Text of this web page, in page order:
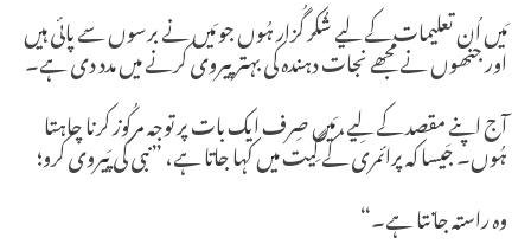
مَیں اُن تعلیمات کے لیے شُکر گُزار ہُوں جو مَیں نے برسوں سے پائی ہیں
اور جنھوں نے مُجھے نجات دہندہ کی بہتر پیروی کرنے میں مدد دی ہے۔
آج اپنے مقصد کے لِیے، مَیں صِرف ایک بات پر توجہ مرکُوز کرنا چاہتا
ہُوں۔ جَیسا کہ پرائمری کے گِیت میں کہا جاتا ہے، ”نبی کی پَیروی کرو؛
وہ راستہ جانتا ہے۔“